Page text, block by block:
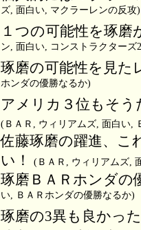
ズ, 面白い, マクラーレンの反攻)
１つの可能性を琢
ン, 面白い, コンストラクターズ
琢磨の可能性を見た
ホンダの優勝なるか)
アメリカ３位もそ
(ＢＡＲ, ウィリアムズ, 面白い,
佐藤琢磨の躍進、こ
い！
(ＢＡＲ, ウィリアムズ,
琢磨ＢＡＲホンダの
い, ＢＡＲホンダの優勝なるか)
琢磨の3異も良かっ